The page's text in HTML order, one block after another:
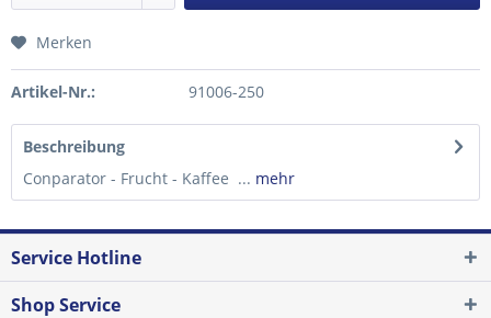
Merken
Artikel-Nr.: 91006-250
Beschreibung
Conparator - Frucht - Kaffee ... mehr
Service Hotline
Shop Service